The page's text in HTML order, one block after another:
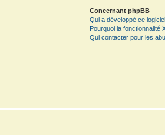
Concernant phpBB
Qui a développé ce
Pourquoi la fonctionnalité
Qui contacter pour les